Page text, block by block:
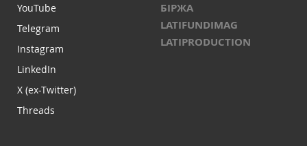
YouTube
Telegram
Instagram
LinkedIn
X (ex-Twitter)
Threads
БІРЖА
LATIFUNDIMAG
LATIPRODUCTION